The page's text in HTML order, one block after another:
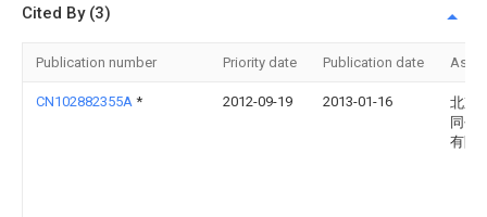
Cited By (3)
Publication number Priority date Publication date
CN102882355A * 2012-09-19 2013-01-16
北京
同创
有限